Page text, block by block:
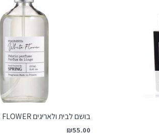
בושם לבית ולאריגים WHITE FLOWER
₪55.00